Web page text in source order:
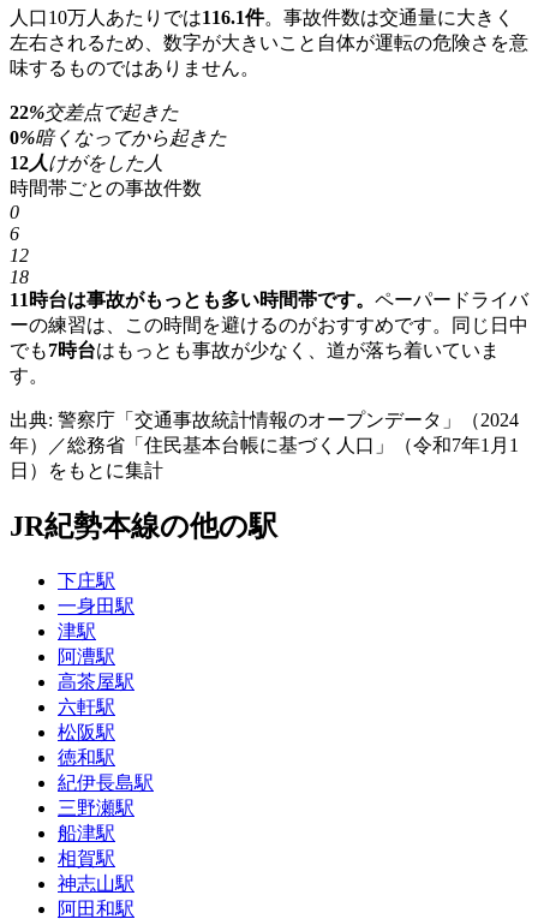
人口10万人あたりでは116.1件。事故件数は交通量に大きく
左右されるため、数字が大きいこと自体が運転の危険さを意
味するものではありません。
22%交差点で起きた
0%暗くなってから起きた
12人けがをした人
時間帯ごとの事故件数
0
6
12
18
11時台は事故がもっとも多い時間帯です。 ペーパードライバ
ーの練習は、この時間を避けるのがおすすめです。同じ日中
でも7時台はもっとも事故が少なく、道が落ち着いていま
す。
出典: 警察庁「交通事故統計情報のオープンデータ」（2024
年）／総務省「住民基本台帳に基づく人口」（令和7年1月1
日）をもとに集計
JR紀勢本線の他の駅
下庄駅
一身田駅
津駅
阿漕駅
高茶屋駅
六軒駅
松阪駅
徳和駅
紀伊長島駅
三野瀬駅
船津駅
相賀駅
神志山駅
阿田和駅